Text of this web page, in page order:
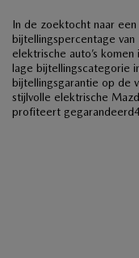
In de zoektocht naar
bijtellingspercentage
elektrische auto’s
lage bijtellingscategorie
bijtellingsgarantie op de
stijlvolle elektrische
profiteert